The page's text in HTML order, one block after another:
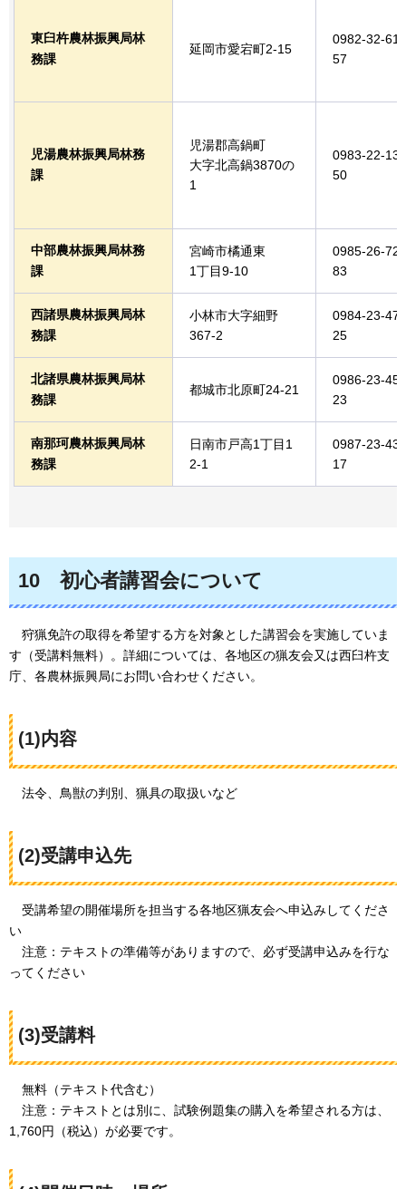
東臼杵農林振興局林
務課
延岡市愛宕町2-15
0982-32-61
57
児湯農林振興局林務
課
児湯郡高鍋町
大字北高鍋3870の
1
0983-22-13
50
中部農林振興局林務
課
宮崎市橘通東
1丁目9-10
0985-26-72
83
西諸県農林振興局林
務課
小林市大字細野
367-2
0984-23-47
25
北諸県農林振興局林
務課
都城市北原町24-21
0986-23-45
23
南那珂農林振興局林
務課
日南市戸高1丁目1
2-1
0987-23-43
17
10 初心者講習会について
狩猟免許の取得を希望する方を対象とした講習会を実施していま
す（受講料無料）。詳細については、各地区の猟友会又は西臼杵支
庁、各農林振興局にお問い合わせください。
(1)内容
法令 、鳥獣の判別、猟具の取扱いなど
(2)受講申込先
受講希望の開催場所を担当する各地区猟友会へ申込みしてくださ
い
注意：テキストの準備等がありますので、必ず受講申込みを行な
ってください
(3)受講料
無料（テキスト代含む）
注意 ：テキストとは別に、試験例題集の購入を希望される方は、
1,760円（税込）が必要です。